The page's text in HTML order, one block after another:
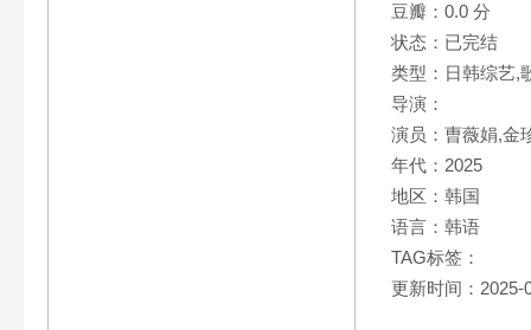
豆瓣：0.0 分
状态：已完结
类型：日韩综艺,
导演：
演员：曺薇娟,金
年代：2025
地区：韩国
语言：韩语
TAG标签：
更新时间：2025-